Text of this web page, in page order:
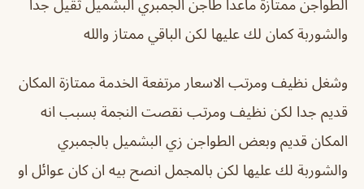
الطواجن ممتازة ماعدا طاجن الجمبري البشميل ثقيل جدا
والشوربة كمان لك عليها لكن الباقي ممتاز والله
وشغل نظيف ومرتب الاسعار مرتفعة الخدمة ممتازة المكان
قديم جدا لكن نظيف ومرتب نقصت النجمة بسبب انه
المكان قديم وبعض الطواجن زي البشميل بالجمبري
والشوربة لك عليها لكن بالمجمل انصح بيه ان كان عوائل او